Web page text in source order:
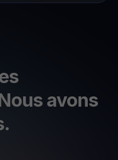
avons